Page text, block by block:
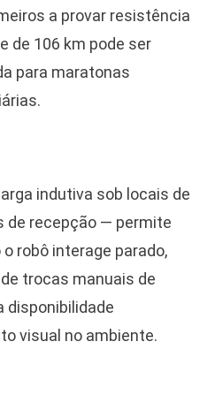
a provar resistência
de 106 km pode ser
para maratonas
indutiva sob locais de
de recepção — permite
robô interage parado,
trocas manuais de
disponibilidade
visual no ambiente.